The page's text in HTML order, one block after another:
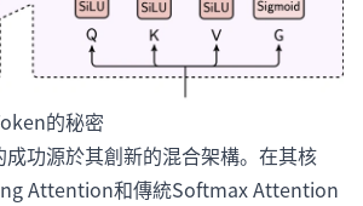
的秘密
功源於其創新的混合架構。在其核
Attention和傳統Softmax Attention